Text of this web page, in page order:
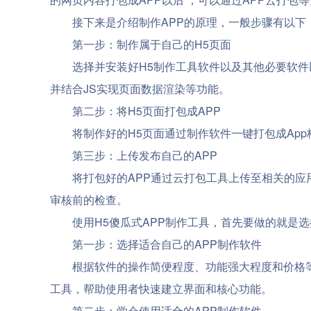
接下来是介绍制作APP的原理，一般步骤有以下
第一步：制作属于自己的H5页面
选择并安装好H5制作工具软件以及其他必要软
并结合JS实现页面数据渲染等功能。
第二步：将H5页面打包成APP
将制作好的H5页面通过制作软件一键打包成
第三步：上传发布自己的APP
将打包好的APP通过云打包工具上传至相关的
审核前的检查。
使用H5傻瓜式APP制作工具，首先要做的就是
第一步：选择适合自己的APP制作软件
根据软件的操作简便程度、功能强大程度和价
工具，帮助使用者快速建立界面和核心功能。